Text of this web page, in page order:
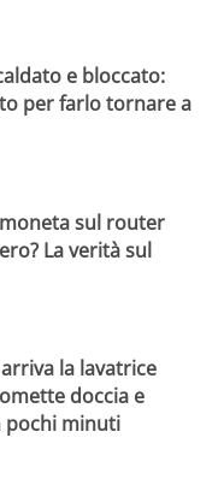
e bloccato:
per farlo tornare a
sul router
La verità sul
la lavatrice
doccia e
pochi minuti